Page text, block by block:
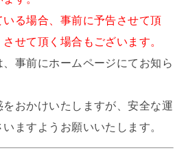
いる場合、事前に予告させて頂
せて頂く場合もございます。
事前にホームページにてお知ら
おかけいたしますが、安全な運
ますようお願いいたします。